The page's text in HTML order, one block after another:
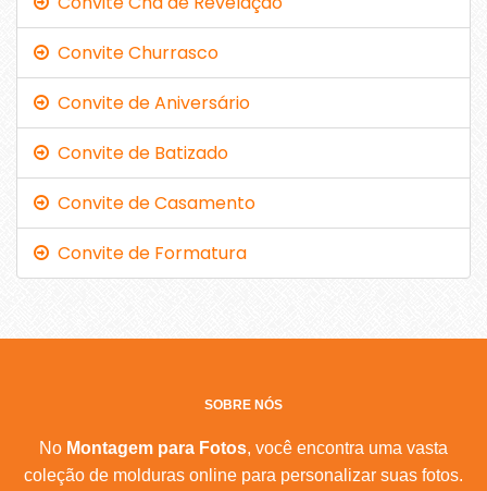
Convite Churrasco
Convite de Aniversário
Convite de Batizado
Convite de Casamento
Convite de Formatura
SOBRE NÓS
No Montagem para Fotos, você encontra uma vasta
coleção de molduras online para personalizar suas fotos.